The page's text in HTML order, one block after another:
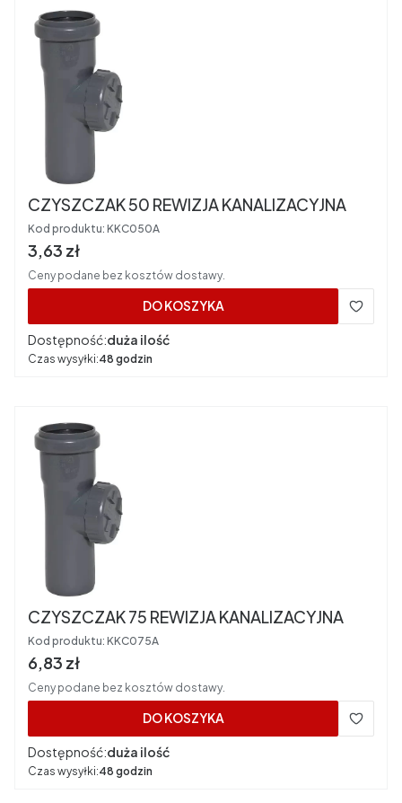
CZYSZCZAK 50 REWIZJA KANALIZACYJNA
Kod produktu: KKC050A
Cena brutto
3,63 zł
Ceny podane bez kosztów dostawy.
DO KOSZYKA
Dostępność:duża ilość
Czas wysyłki:48 godzin
CZYSZCZAK 75 REWIZJA KANALIZACYJNA
Kod produktu: KKC075A
Cena brutto
6,83 zł
Ceny podane bez kosztów dostawy.
DO KOSZYKA
Dostępność:duża ilość
Czas wysyłki:48 godzin